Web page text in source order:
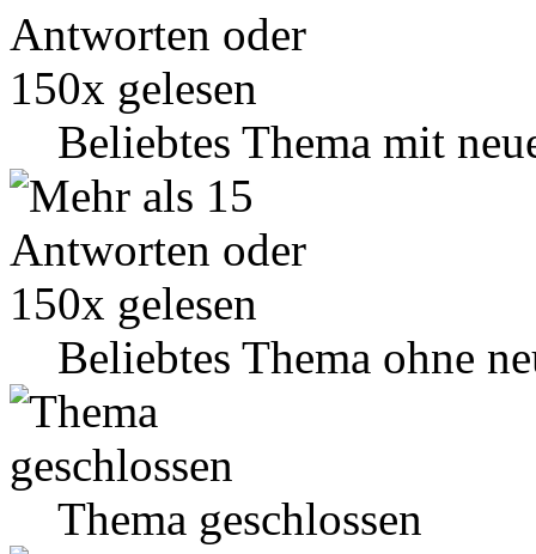
Beliebtes Thema mit
Beliebtes Thema ohne
Thema geschlossen